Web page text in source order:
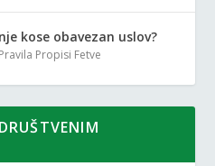
kose obavezan uslov?
Pravila Propisi Fetve